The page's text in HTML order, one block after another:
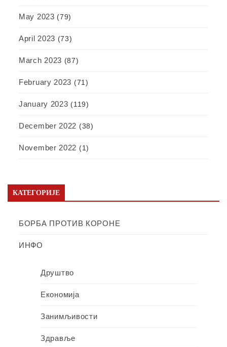
May 2023 (79)
April 2023 (73)
March 2023 (87)
February 2023 (71)
January 2023 (119)
December 2022 (38)
November 2022 (1)
КАТЕГОРИЈЕ
БОРБА ПРОТИВ КОРОНЕ
ИНФО
Друштво
Економија
Занимљивости
Здравље